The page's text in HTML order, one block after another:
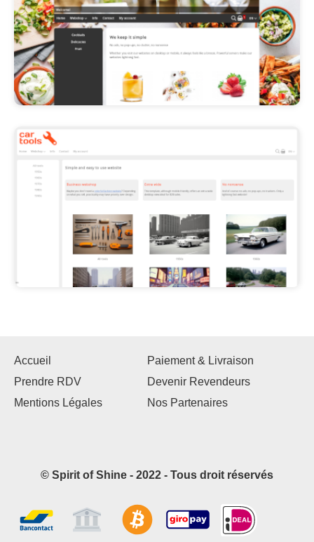
Accueil
Paiement & Livraison
Prendre RDV
Devenir Revendeurs
Mentions Légales
Nos Partenaires
© Spirit of Shine - 2022 - Tous droit réservés